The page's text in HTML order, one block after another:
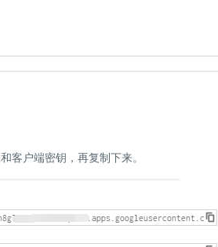
和客户端密钥，再复制下来。